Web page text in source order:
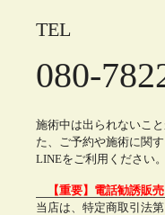
TEL
080-
施術中は出られないこ
た、ご予約や施術に関
LINEをご利用ください。
【重要】電話勧誘販
当店は、特定商取引法